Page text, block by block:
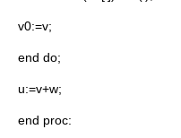
v0:=v;
end do;
u:=v+w;
end proc: